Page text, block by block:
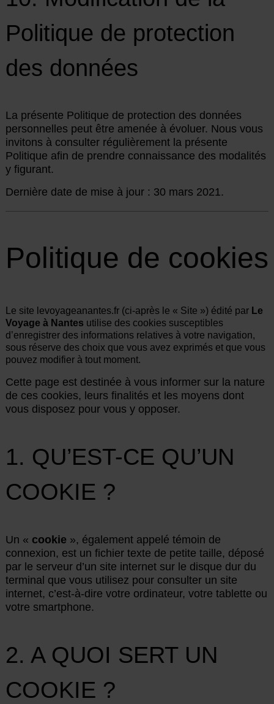
Politique de protection
des données
La présente Politique de protection des données
personnelles peut être amenée à évoluer. Nous vous
invitons à consulter régulièrement la présente
Politique afin de prendre connaissance des modalités
y figurant.
Dernière date de mise à jour : 30 mars 2021.
Politique de cookies
Le site levoyageanantes.fr (ci-après le « Site ») édité par Le
Voyage à Nantes utilise des cookies susceptibles
d’enregistrer des informations relatives à votre navigation,
sous réserve des choix que vous avez exprimés et que vous
pouvez modifier à tout moment.
Cette page est destinée à vous informer sur la nature
de ces cookies, leurs finalités et les moyens dont
vous disposez pour vous y opposer.
1. QU’EST-CE QU’UN
COOKIE ?
Un « cookie », également appelé témoin de
connexion, est un fichier texte de petite taille, déposé
par le serveur d’un site internet sur le disque dur du
terminal que vous utilisez pour consulter un site
internet, c’est-à-dire votre ordinateur, votre tablette ou
votre smartphone.
2. A QUOI SERT UN
COOKIE ?